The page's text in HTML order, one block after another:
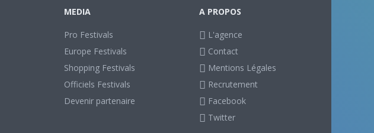
MEDIA
Pro Festivals
Europe Festivals
Shopping Festivals
Officiels Festivals
Devenir partenaire
A PROPOS
L'agence
Contact
Mentions Légales
Recrutement
Facebook
Twitter